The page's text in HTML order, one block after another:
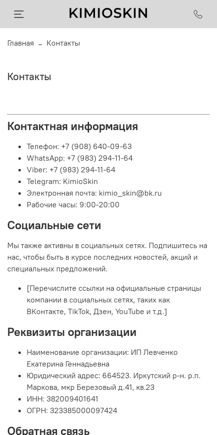
Главная Контакты
Контакты
Контактная информация
Телефон: +7 (908) 640-09-63
WhatsApp: +7 (983) 294-11-64
Viber: +7 (983) 294-11-64
Telegram: KimioSkin
Электронная почта: kimio_skin@bk.ru
Рабочие часы: 9:00-20:00
Социальные сети
Мы также активны в социальных сетях. Подпишитесь на
нас, чтобы быть в курсе последних новостей, акций и
специальных предложений.
[Перечислите ссылки на официальные страницы
компании в социальных сетях, таких как
ВКонтакте, TikTok, Дзен, YouTube и т.д.]
Реквизиты организации
Наименование организации: ИП Левченко
Екатерина Геннадьевна
Юридический адрес: 664523. Иркутский р-н. р.п.
Маркова, мкр Березовый д.41, кв.23
ИНН: 382009401641
ОГРН: 323385000097424
Обратная связь